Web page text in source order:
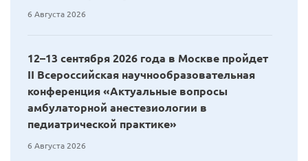
6 Августа 2026
12–13 сентября 2026 года в Москве пройдет
II Всероссийская научнообразовательная
конференция «Актуальные вопросы
амбулаторной анестезиологии в
педиатрической практике»
6 Августа 2026